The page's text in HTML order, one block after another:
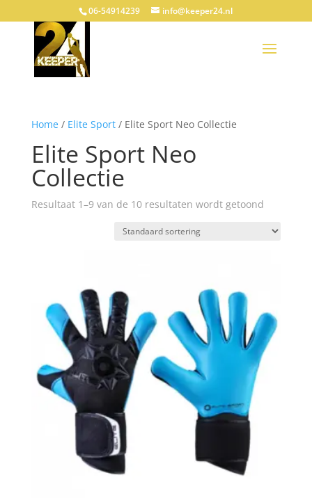
06-54914239 info@keeper24.nl
Home/ Elite Sport/ Elite Sport Neo Collectie
Elite Sport Neo
Collectie
Resultaat 1–9 van de 10 resultaten wordt getoond